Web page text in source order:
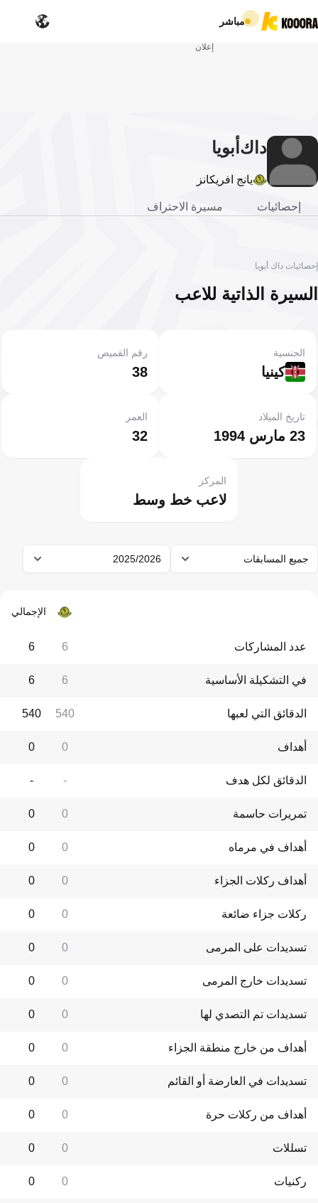
مباشر
إعلان
داك أبويا
يانج افريكانز
إحصائيات مسيرة الاحتراف
إحصائيات داك أبويا
السيرة الذاتية للاعب
كينيا
الجنسية
38
رقم القميص
23 مارس 1994
تاريخ الميلاد
32
العمر
لاعب خط وسط
المركز
جميع المسابقات 2025/2026
الإجمالي
عدد المشاركات 6
6
في التشكيلة الأساسية 6
6
الدقائق التي لعبها 540
540
أهداف 0
0
الدقائق لكل هدف -
-
تمريرات حاسمة 0
0
أهداف في مرماه 0
0
أهداف ركلات الجزاء 0
0
ركلات جزاء ضائعة 0
0
تسديدات على المرمى 0
0
تسديدات خارج المرمى 0
0
تسديدات تم التصدي لها 0
0
أهداف من خارج منطقة الجزاء 0
0
تسديدات في العارضة أو القائم 0
0
أهداف من ركلات حرة 0
0
تسللات 0
0
ركنيات 0
0